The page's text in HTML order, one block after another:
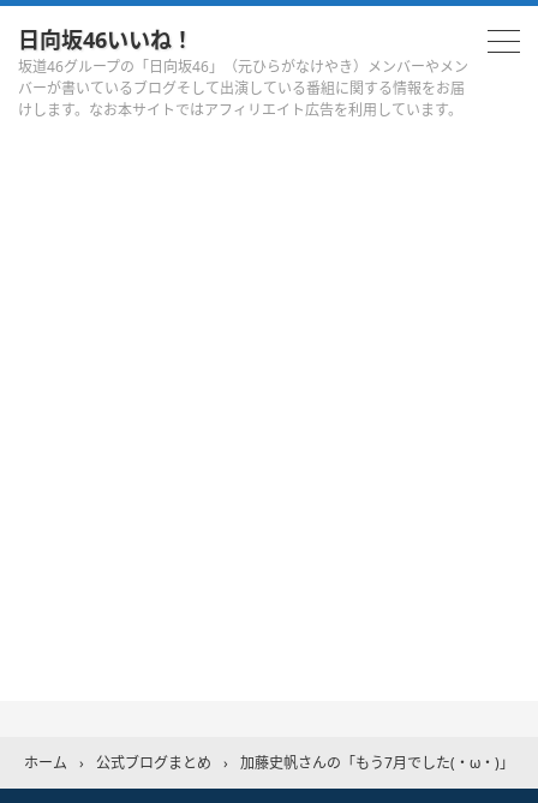
日向坂46いいね！
坂道46グループの「日向坂46」（元ひらがなけやき）メンバーやメン
バーが書いているブログそして出演している番組に関する情報をお届
けします。なお本サイトではアフィリエイト広告を利用しています。
ホーム › 公式ブログまとめ › 加藤史帆さんの「もう7月でした(・ω・)」